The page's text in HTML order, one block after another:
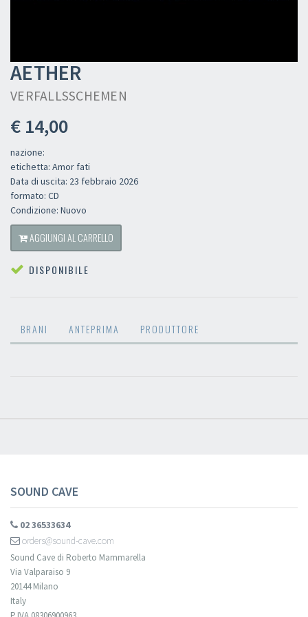
AETHER
VERFALLSSCHEMEN
€ 14,00
nazione:
etichetta: Amor fati
Data di uscita: 23 febbraio 2026
formato: CD
Condizione: Nuovo
AGGIUNGI AL CARRELLO
DISPONIBILE
BRANI ANTEPRIMA PRODUTTORE
SOUND CAVE
02 36533634
orders@sound-cave.com
Sound Cave di Roberto Mammarella
Via Valparaiso 9
20144 Milano
Italy